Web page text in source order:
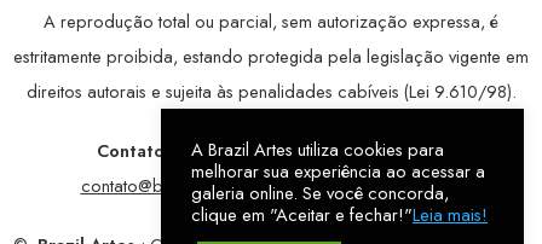
A reprodução total ou parcial, sem autorização expressa, é
estritamente proibida, estando protegida pela legislação vigente em
direitos autorais e sujeita às penalidades cabíveis (Lei 9.610/98).
Contatos: WhatsApp:79 9998-1221/ E-mail:
contato@brazilartes.com/ Instagram:@brazilartes
A Brazil Artes utiliza cookies para
melhorar sua experiência ao acessar a
galeria online. Se você concorda,
clique em "Aceitar e fechar!"Leia mais!